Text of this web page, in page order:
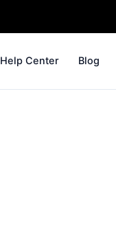
Help Center Blog